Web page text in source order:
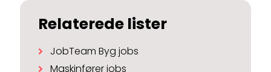
Relaterede lister
JobTeam Byg jobs
Maskinfører jobs